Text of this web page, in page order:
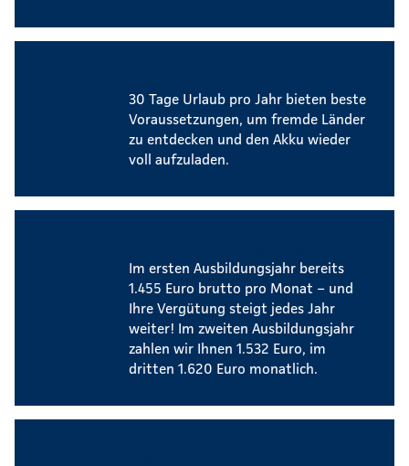
30 Tage Urlaub pro Jahr bieten beste
Voraussetzungen, um fremde Länder
zu entdecken und den Akku wieder
voll aufzuladen.
Im ersten Ausbildungsjahr bereits
1.455 Euro brutto pro Monat – und
Ihre Vergütung steigt jedes Jahr
weiter! Im zweiten Ausbildungsjahr
zahlen wir Ihnen 1.532 Euro, im
dritten 1.620 Euro monatlich.